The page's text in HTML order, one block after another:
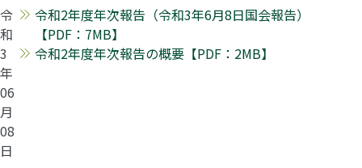
令
和
3
年
06
月
08
日
令和2年度年次報告（令和3年6月8日国会報告）
【PDF：7MB】
令和2年度年次報告の概要【PDF：2MB】